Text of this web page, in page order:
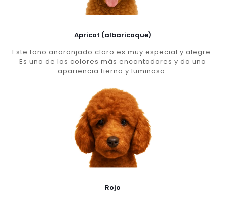
Apricot (albaricoque)
Este tono anaranjado claro es muy especial y alegre.
Es uno de los colores más encantadores y da una
apariencia tierna y luminosa.
Rojo